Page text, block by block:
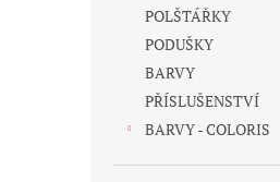
POLŠTÁŘKY
PODUŠKY
BARVY
PŘÍSLUŠENSTVÍ
BARVY - COLORIS